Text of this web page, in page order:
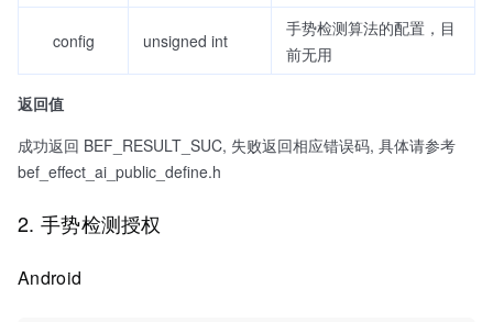
config unsigned int
手势检测算法的配置，目
前无用
返回值
成功返回 BEF_RESULT_SUC, 失败返回相应错误码, 具体请参考
bef_effect_ai_public_define.h
2. 手势检测授权
Android